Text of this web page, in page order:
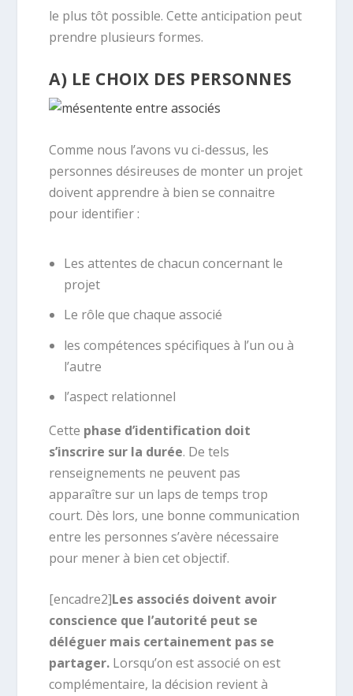
le plus tôt possible. Cette anticipation peut
prendre plusieurs formes.
A) LE CHOIX DES PERSONNES
Comme nous l’avons vu ci-dessus, les
personnes désireuses de monter un projet
doivent apprendre à bien se connaitre
pour identifier :
Les attentes de chacun concernant le
projet
Le rôle que chaque associé
les compétences spécifiques à l’un ou à
l’autre
l’aspect relationnel
Cette phase d’identification doit
s’inscrire sur la durée. De tels
renseignements ne peuvent pas
apparaître sur un laps de temps trop
court. Dès lors, une bonne communication
entre les personnes s’avère nécessaire
pour mener à bien cet objectif.
[encadre2]Les associés doivent avoir
conscience que l’autorité peut se
déléguer mais certainement pas se
partager. Lorsqu’on est associé on est
complémentaire, la décision revient à